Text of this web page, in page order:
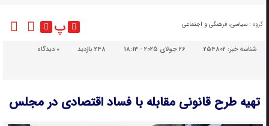
گروه : سیاسی، فرهنگی و اجتماعی پ
شناسه خبر:254802 26 جولای 2025 - 18:13 248 بازدید دیدگاه
تهیه طرح قانونی مقابله با فساد اقتصادی در مجلس